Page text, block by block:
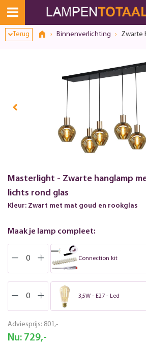
Terug Binnenverlichting Zwarte
Masterlight - Zwarte hanglamp
lichts rond glas
Kleur: Zwart met mat goud en rookglas
Maak je lamp compleet:
Connection kit
3,5W - E27 - Led
Adviesprijs: 801,-
Nu: 729,-